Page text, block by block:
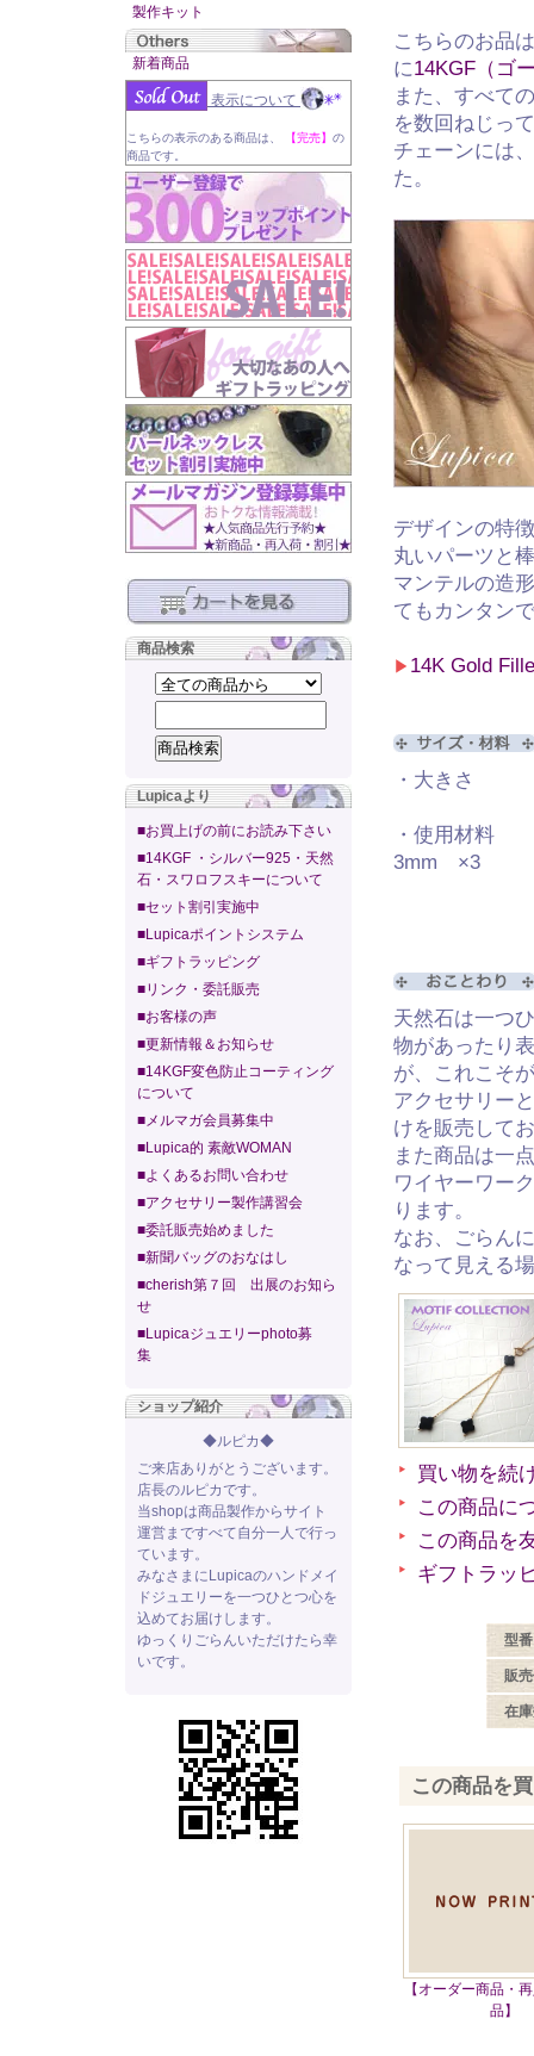
製作キット
新着商品
表示について
こちらの表示のある商品は、 【完売】 の
商品です。
商品検索
Lupicaより
■お買上げの前にお読み下さい
■14KGF ・シルバー925・天然
石・スワロフスキーについて
■セット割引実施中
■Lupicaポイントシステム
■ギフトラッピング
■リンク・委託販売
■お客様の声
■更新情報＆お知らせ
■14KGF変色防止コーティング
について
■メルマガ会員募集中
■Lupica的 素敵WOMAN
■よくあるお問い合わせ
■アクセサリー製作講習会
■委託販売始めました
■新聞バッグのおなはし
■cherish第７回 出展のお知ら
せ
■Lupicaジュエリーphoto募
集
ショップ紹介
◆ルピカ◆
ご来店ありがとうございます。
店長のルピカです。
当shopは商品製作からサイト
運営まですべて自分一人で行っ
ています。
みなさまにLupicaのハンドメイ
ドジュエリーを一つひとつ心を
込めてお届けします。
ゆっくりごらんいただけたら幸
いです。
こちらのお品
に14KGF（ゴ
また、すべて
を数回ねじっ
チェーンには
た。
デザインの特
丸いパーツと
マンテルの造
てもカンタン
▶ 14K Gold
・大きさ 全
・使用材料
3mm ×3
天然石は一つ
物があったり
が、これこそ
アクセサリー
けを販売して
また商品は一
ワイヤーワー
ります。
なお、ごらん
なって見える
買い物を続
この商品に
この商品を
ギフトラッ
型番
販
在
この商品を
【オーダー商品・
品】